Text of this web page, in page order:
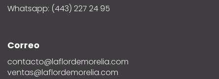
Whatsapp: (443) 227 24 95
Correo
contacto@laflordemorelia.com
ventas@laflordemorelia.com